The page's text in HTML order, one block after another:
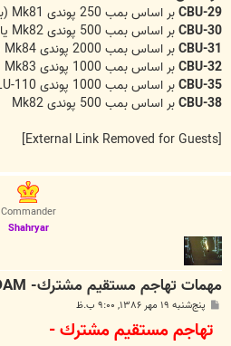
CBU-29بر اساس بمب 250 پوندی Mk81 (برنامهء تولید لغو شده است)
CBU-30بر اساس بمب 500 پوندی Mk82 یا بمب BLU-111/B
CBU-31بر اساس بمب 2000 پوندی Mk84 یا بمب BLU-109
CBU-32بر اساس بمب 1000 پوندی Mk83
CBU-35بر اساس بمب 1000 پوندی BLU-110
CBU-38بر اساس بمب 500 پوندی Mk82
[External Link Removed for Guests]
Commander
Shahryar
مهمات تهاجم مستقيم مشترك- JDAM
س
ت
پنج‌شنبه ۱۹ مهر ۱۳۸۶, ۹:۰۰ ب.ظ
تهاجم مستقيم مشترك -